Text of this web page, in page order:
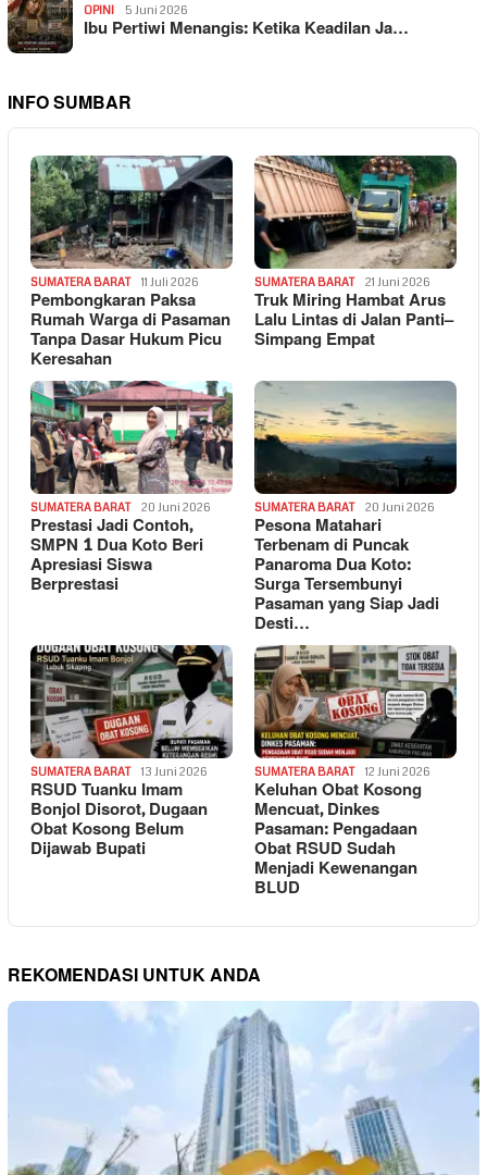
OPINI 5 Juni 2026
Ibu Pertiwi Menangis: Ketika Keadilan Ja…
INFO SUMBAR
SUMATERA BARAT 11 Juli 2026
Pembongkaran Paksa
Rumah Warga di Pasaman
Tanpa Dasar Hukum Picu
Keresahan
SUMATERA BARAT 21 Juni 2026
Truk Miring Hambat Arus
Lalu Lintas di Jalan Panti–
Simpang Empat
SUMATERA BARAT 20 Juni 2026
Prestasi Jadi Contoh,
SMPN 1 Dua Koto Beri
Apresiasi Siswa
Berprestasi
SUMATERA BARAT 20 Juni 2026
Pesona Matahari
Terbenam di Puncak
Panaroma Dua Koto:
Surga Tersembunyi
Pasaman yang Siap Jadi
Desti…
SUMATERA BARAT 13 Juni 2026
RSUD Tuanku Imam
Bonjol Disorot, Dugaan
Obat Kosong Belum
Dijawab Bupati
SUMATERA BARAT 12 Juni 2026
Keluhan Obat Kosong
Mencuat, Dinkes
Pasaman: Pengadaan
Obat RSUD Sudah
Menjadi Kewenangan
BLUD
REKOMENDASI UNTUK ANDA